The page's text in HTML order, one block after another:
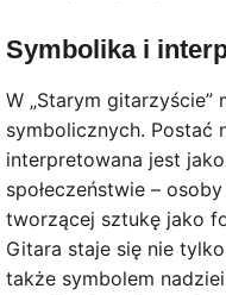
Symbolika i
W „Starym
symbolicznych. Postać
interpretowana jest
społeczeństwie –
tworzącej sztukę jako
Gitara staje się nie
także symbolem